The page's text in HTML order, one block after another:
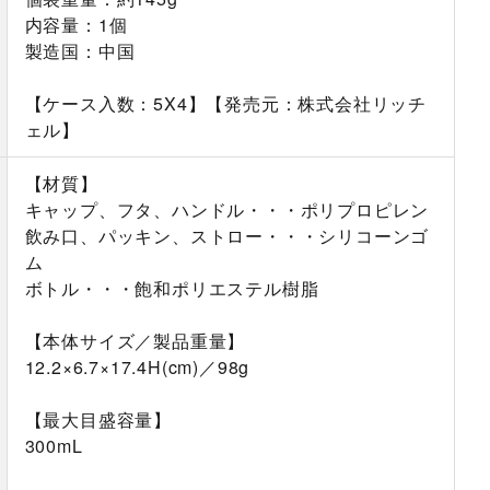
内容量：1個
製造国：中国
【ケース入数：5X4】【発売元：株式会社リッチ
ェル】
【材質】
キャップ、フタ、ハンドル・・・ポリプロピレン
飲み口、パッキン、ストロー・・・シリコーンゴ
ム
ボトル・・・飽和ポリエステル樹脂
【本体サイズ／製品重量】
12.2×6.7×17.4H(cm)／98g
【最大目盛容量】
300mL